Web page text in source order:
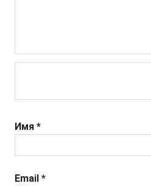
Имя *
Email *